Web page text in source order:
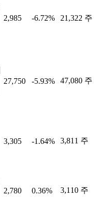
2,985 -6.72% 21,322 주
27,750 -5.93% 47,080 주
3,305 -1.64% 3,811 주
2,780 0.36% 3,110 주